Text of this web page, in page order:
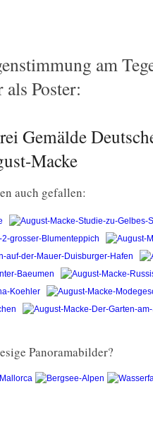
am
Poster:
Gemälde
Macke
auch gefallen:
Panoramabilder?